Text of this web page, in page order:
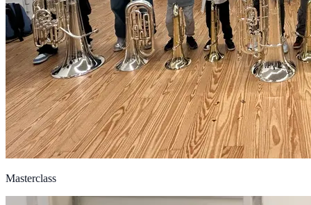
Masterclass